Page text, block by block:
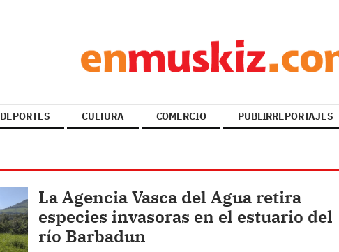
DEPORTES CULTURA COMERCIO PUBLIRREPORTAJES
La Agencia Vasca del Agua retira
especies invasoras en el estuario del
río Barbadun